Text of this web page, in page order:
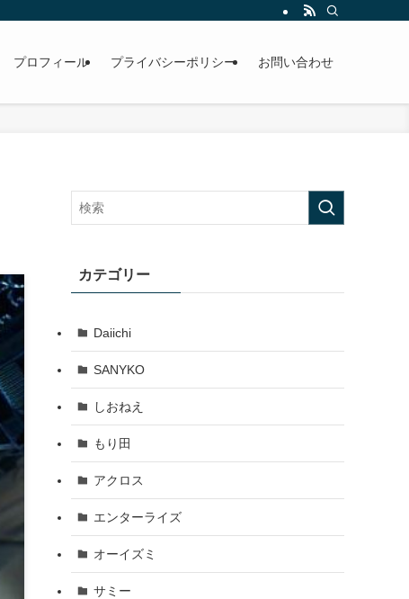
プロフィール プライバシーポリシー お問い合わせ
カテゴリー
Daiichi
SANYKO
しおねえ
もり田
アクロス
エンターライズ
オーイズミ
サミー